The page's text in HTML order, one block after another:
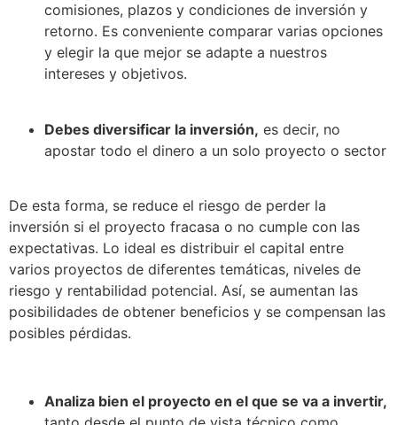
comisiones, plazos y condiciones de inversión y
retorno. Es conveniente comparar varias opciones
y elegir la que mejor se adapte a nuestros
intereses y objetivos.
Debes diversificar la inversión, es decir, no
apostar todo el dinero a un solo proyecto o sector
De esta forma, se reduce el riesgo de perder la
inversión si el proyecto fracasa o no cumple con las
expectativas. Lo ideal es distribuir el capital entre
varios proyectos de diferentes temáticas, niveles de
riesgo y rentabilidad potencial. Así, se aumentan las
posibilidades de obtener beneficios y se compensan las
posibles pérdidas.
Analiza bien el proyecto en el que se va a invertir,